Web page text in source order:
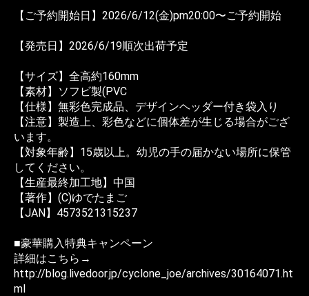
【ご予約開始日】2026/6/12(金)pm20:00〜ご予約開始
【発売日】2026/6/19順次出荷予定
【サイズ】全高約160mm
【素材】ソフビ製(PVC
【仕様】無彩色完成品、デザインヘッダー付き袋入り
【注意】製造上、彩色などに個体差が生じる場合がござ
います。
【対象年齢】15歳以上。幼児の手の届かない場所に保管
してください。
【生産最終加工地】中国
【著作】(C)ゆでたまご
【JAN】4573521315237
■豪華購入特典キャンペーン
詳細はこちら→
http://blog.livedoor.jp/cyclone_joe/archives/30164071.ht
ml